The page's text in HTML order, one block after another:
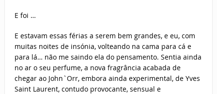
E foi …
E estavam essas férias a serem bem grandes, e eu, com
muitas noites de insónia, volteando na cama para cá e
para lá… não me saindo ela do pensamento. Sentia ainda
no ar o seu perfume, a nova fragrância acabada de
chegar ao John`Orr, embora ainda experimental, de Yves
Saint Laurent, contudo provocante, sensual e